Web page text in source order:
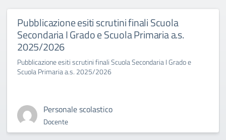
Pubblicazione esiti scrutini finali Scuola
Secondaria I Grado e Scuola Primaria a.s.
2025/2026
Pubblicazione esiti scrutini finali Scuola Secondaria I Grado e
Scuola Primaria a.s. 2025/2026
Personale scolastico
Docente